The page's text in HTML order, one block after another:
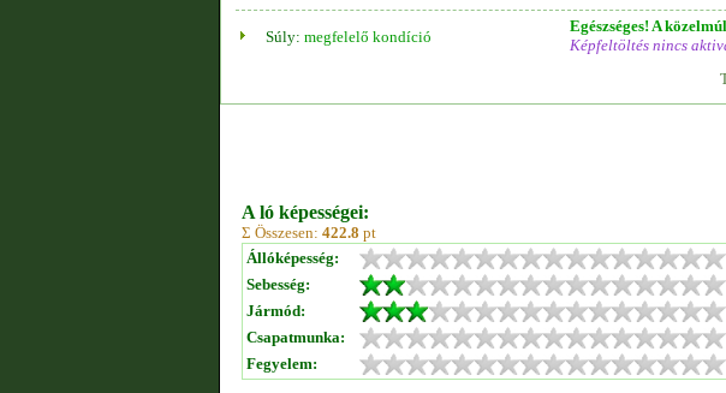
Súly: megfelelő kondíció
Egészséges! A
Képfeltöltés nincs
A ló képességei:
Σ Összesen: 422.8 pt
Állóképesség:
Sebesség:
Jármód:
Csapatmunka:
Fegyelem: